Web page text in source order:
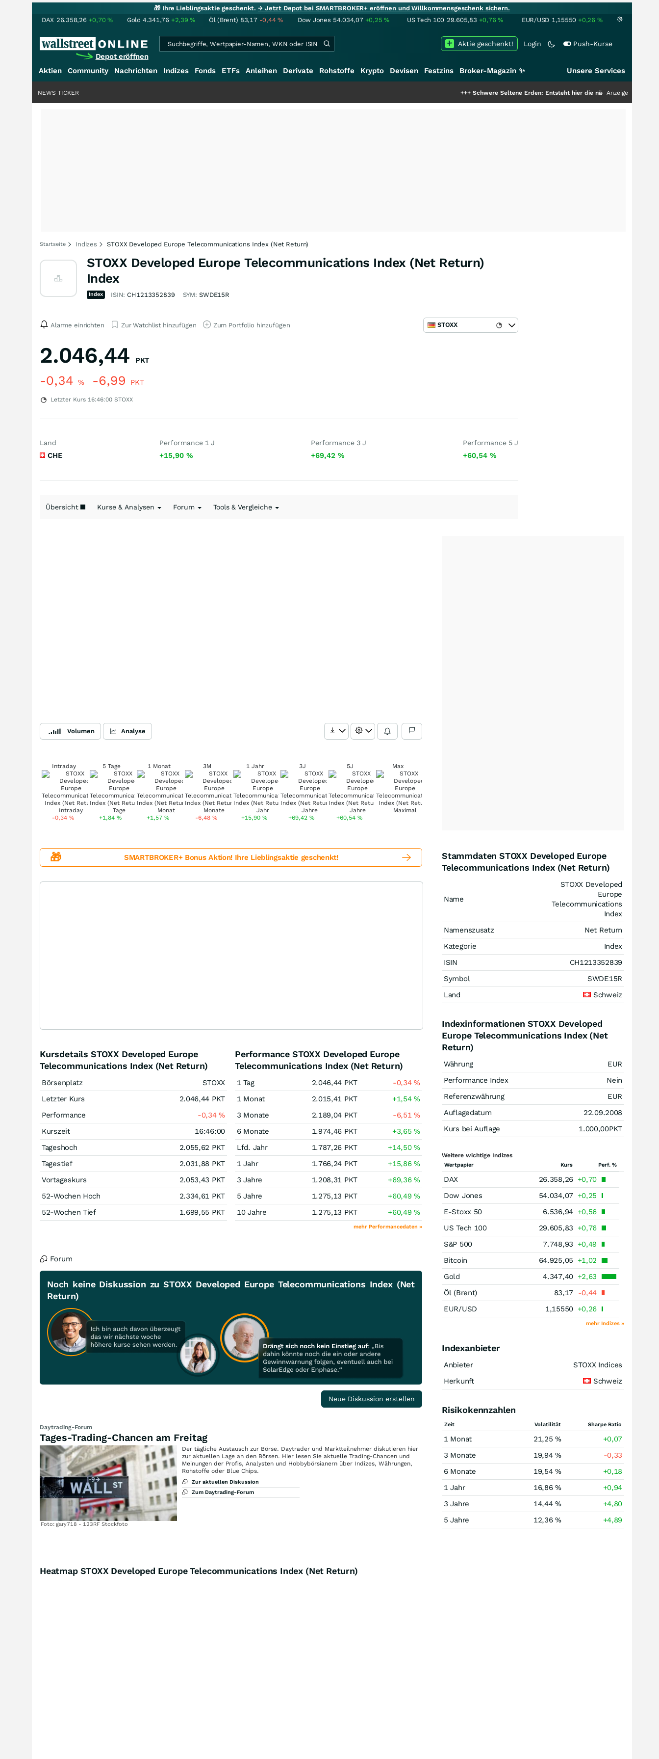
🎁 Ihre Lieblingsaktie geschenkt.→ Jetzt Depot bei SMARTBROKER+ eröffnen und Willkommensgeschenk sichern.
DAX 26.358,26 +0,70% Gold 4.341,76 +2,39% Öl (Brent) 83,17 -0,44% Dow Jones 54.034,07 +0,25% US Tech 100 29.605,83 +0,76% EUR/USD 1,15550 +0,26 %
Depot eröffnen
Login Push-Kurse
Aktie geschenkt!
Aktien Community Nachrichten Indizes Fonds ETFs Anleihen Derivate Rohstoffe Krypto Devisen Festzins Broker-Magazin ✨ Unsere Services
Schwere Seltene Erden: Entsteht hier die nächste Milliardenstory?+++
Anzeige
NEWS TICKER
Startseite Indizes STOXX Developed Europe Telecommunications Index (Net Return)
STOXX Developed Europe Telecommunications Index (Net Return)
Index
Index ISIN: CH1213352839 SYM: SWDE15R
Alarme einrichten Zur Watchlist hinzufügen Zum Portfolio hinzufügen STOXX
2.046,44 PKT
-0,34 % -6,99 PKT
Letzter Kurs 16:46:00 STOXX
Land
CHE
Performance 1 J
+15,90 %
Performance 3 J
+69,42%
Performance 5 J
+60,54 %
Übersicht Kurse & Analysen Forum Tools & Vergleiche
Volumen Analyse
Intraday
-0,34 %
5 Tage
+1,84%
1 Monat
+1,57%
3M
-6,48%
1 Jahr
+15,90 %
3J
+69,42%
5J
+60,54 %
Max
🎁 SMARTBROKER+ Bonus Aktion! Ihre Lieblingsaktie geschenkt!
Kursdetails STOXX Developed Europe
Telecommunications Index (Net Return)
Börsenplatz
STOXX
Letzter Kurs
2.046,44 PKT
Performance
-0,34%
Kurszeit
16:46:00
Tageshoch
2.055,62 PKT
Tagestief
2.031,88 PKT
Vortageskurs
2.053,43 PKT
52-Wochen Hoch
2.334,61 PKT
52-Wochen Tief
1.699,55 PKT
Performance STOXX Developed Europe
Telecommunications Index (Net Return)
1 Tag 2.046,44 PKT -0,34%
1 Monat
2.015,41 PKT +1,54%
3 Monate
2.189,04 PKT -6,51%
6 Monate
1.974,46 PKT +3,65%
Lfd. Jahr
1.787,26 PKT +14,50%
1 Jahr
1.766,24 PKT +15,86%
3 Jahre
1.208,31 PKT +69,36%
5 Jahre
1.275,13 PKT +60,49%
10 Jahre
1.275,13 PKT +60,49%
mehr Performancedaten »
Forum
Noch keine Diskussion zu STOXX Developed Europe Telecommunications Index (Net
Return)
Neue Diskussion erstellen
Daytrading-Forum
Tages-Trading-Chancen am Freitag
Foto: gary718 - 123RF Stockfoto
Der tägliche Austausch zur Börse. Daytrader und Marktteilnehmer diskutieren hier
zur aktuellen Lage an den Börsen. Hier lesen Sie aktuelle Trading-Chancen und
Meinungen der Profis, Analysten und Hobbybörsianern über Indizes, Währungen,
Rohstoffe oder Blue Chips.
Zur aktuellen Diskussion
Zum Daytrading-Forum
Stammdaten STOXX Developed Europe
Telecommunications Index (Net Return)
Name
STOXX Developed
Europe
Telecommunications
Index
Namenszusatz
Net Return
Kategorie
Index
ISIN
CH1213352839
Symbol
SWDE15R
Land
Schweiz
Indexinformationen STOXX Developed
Europe Telecommunications Index (Net
Return)
Währung
EUR
Performance Index
Nein
Referenzwährung
EUR
Auflagedatum
22.09.2008
Kurs bei Auflage
1.000,00PKT
Weitere wichtige Indizes
Wertpapier Kurs Perf. %
DAX 26.358,26 +0,70
Dow Jones
54.034,07 +0,25
E-Stoxx 50
6.536,94 +0,56
US Tech 100
29.605,83
+0,76
S&P 500
7.748,93
+0,49
Bitcoin
64.925,05
+1,02
Gold
4.347,40 +2,63
Öl (Brent)
83,17
-0,44
EUR/USD
1,15550 +0,26
mehr Indizes »
Indexanbieter
Anbieter
STOXX Indices
Herkunft
Schweiz
Risikokennzahlen
Zeit Volatilität Sharpe Ratio
1 Monat 21,25 %
+0,07
3 Monate
19,94 %
-0,33
6 Monate
19,54 %
+0,18
1 Jahr
16,86 %
+0,94
3 Jahre
14,44 %
+4,80
5 Jahre
12,36 % +4,89
Heatmap STOXX Developed Europe Telecommunications Index (Net Return)